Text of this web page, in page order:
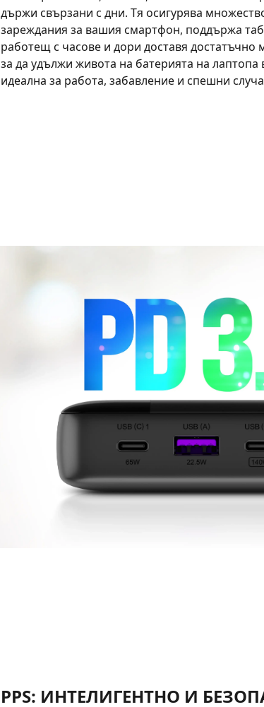
държи свързани с дни. Тя осигурява
зареждания за вашия смартфон, поддържа
работещ с часове и дори доставя достатъчно
за да удължи живота на батерията на лаптопа
идеална за работа, забавление и спешни
PPS: ИНТЕЛИГЕНТНО И